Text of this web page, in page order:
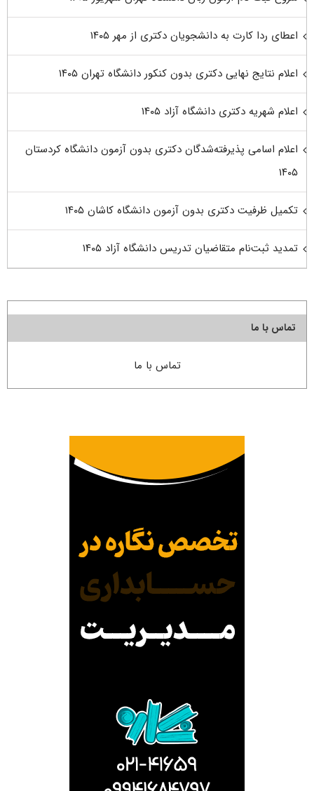
اعطای ردا کارت به دانشجویان دکتری از مهر ۱۴۰۵
اعلام نتایج نهایی دکتری بدون کنکور دانشگاه تهران ۱۴۰۵
اعلام شهریه دکتری دانشگاه آزاد ۱۴۰۵
اعلام اسامی پذیرفته‌شدگان دکتری بدون آزمون دانشگاه کردستان
۱۴۰۵
تکمیل ظرفیت دکتری بدون آزمون دانشگاه کاشان ۱۴۰۵
تمدید ثبت‌نام متقاضیان تدریس دانشگاه آزاد ۱۴۰۵
تماس با ما
تماس با ما